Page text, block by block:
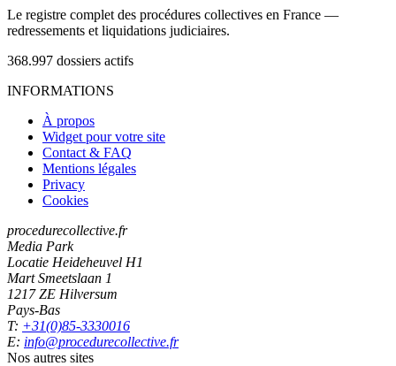
Le registre complet des procédures collectives en France —
redressements et liquidations judiciaires.
368.997 dossiers actifs
INFORMATIONS
À propos
Widget pour votre site
Contact & FAQ
Mentions légales
Privacy
Cookies
procedurecollective.fr
Media Park
Locatie Heideheuvel H1
Mart Smeetslaan 1
1217 ZE Hilversum
Pays-Bas
T: +31(0)85-3330016
E: info@procedurecollective.fr
Nos autres sites